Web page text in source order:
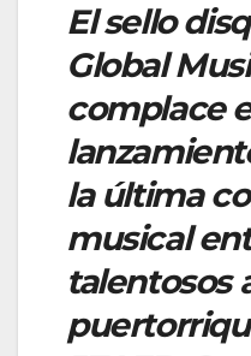
El sello
Global
complace
la última
musical
talentosos